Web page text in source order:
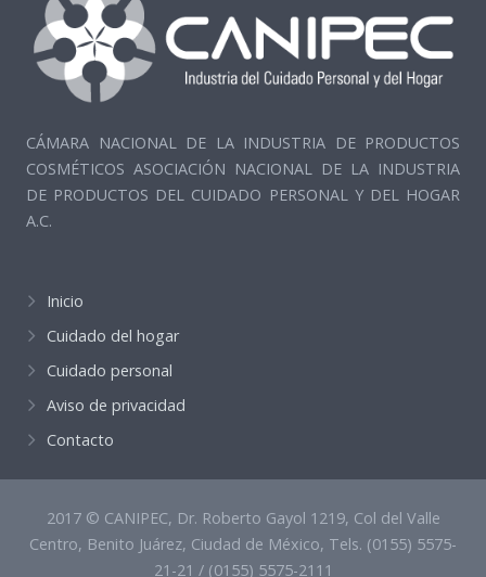
CÁMARA NACIONAL DE LA INDUSTRIA DE PRODUCTOS
COSMÉTICOS ASOCIACIÓN NACIONAL DE LA INDUSTRIA
DE PRODUCTOS DEL CUIDADO PERSONAL Y DEL HOGAR
A.C.
Inicio
Cuidado del hogar
Cuidado personal
Aviso de privacidad
Contacto
2017 © CANIPEC, Dr. Roberto Gayol 1219, Col del Valle
Centro, Benito Juárez, Ciudad de México, Tels. (0155) 5575-
21-21 / (0155) 5575-2111